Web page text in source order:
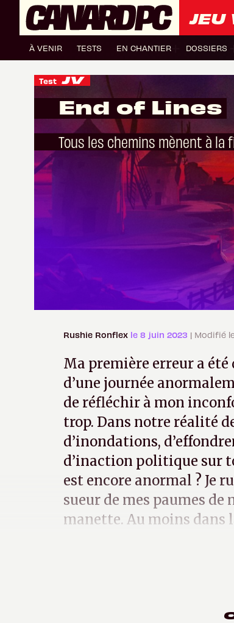
JEU
À VENIR TESTS EN CHANTIER DOSSIERS
Test
End of Lines
Tous les chemins mènent à la
Rushie Ronflex le 8 juin 2023 | Modifié
Ma première erreur a
d’une journée
de réfléchir à mon
trop. Dans notre réalité
d’inondations,
d’inaction politique sur
est encore anormal ? Je
sueur de mes paumes de
manette. Au moins dans